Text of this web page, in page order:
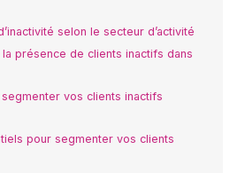
selon le secteur d’activité
présence de clients inactifs dans
vos clients inactifs
pour segmenter vos clients